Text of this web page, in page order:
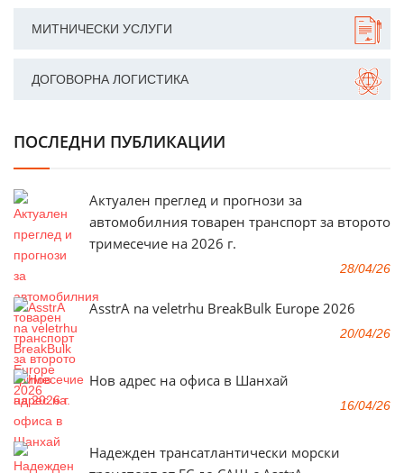
МИТНИЧЕСКИ УСЛУГИ
ДОГОВОРНА ЛОГИСТИКА
ПОСЛЕДНИ ПУБЛИКАЦИИ
Актуален преглед и прогнози за
автомобилния товарен транспорт за второто
тримесечие на 2026 г.
28/04/26
AsstrA na veletrhu BreakBulk Europe 2026
20/04/26
Нов адрес на офиса в Шанхай
16/04/26
Надежден трансатлантически морски